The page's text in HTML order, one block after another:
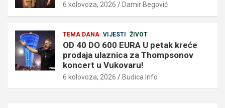
6 kolovoza, 2026 Damir Begović
TEMA DANA VIJESTI ŽIVOT
OD 40 DO 600 EURA U petak kreće
prodaja ulaznica za Thompsonov
koncert u Vukovaru!
6 kolovoza, 2026 Budica Info